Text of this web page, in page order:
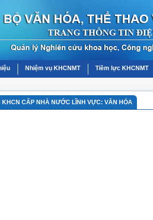
Nhiệm vụ KHCNMT Tiềm lực KHCNMT
CẤP NHÀ NƯỚC LĨNH VỰC: VĂN HÓA